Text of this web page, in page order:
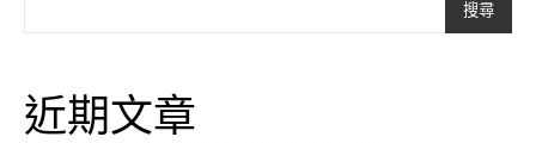
搜尋
近期文章